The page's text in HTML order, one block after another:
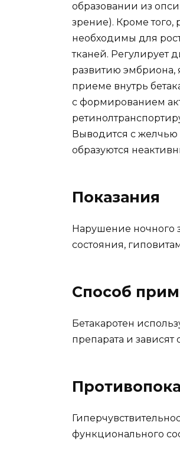
образовании из
зрение). Кроме того,
необходимы для
тканей. Регулирует
развитию эмбриона,
приеме внутрь
с формированием
Выводится с желчью
образуются
Показания
Нарушение ночного
состояния,
Способ
Бетакаротен
препарата и зависят
функционального